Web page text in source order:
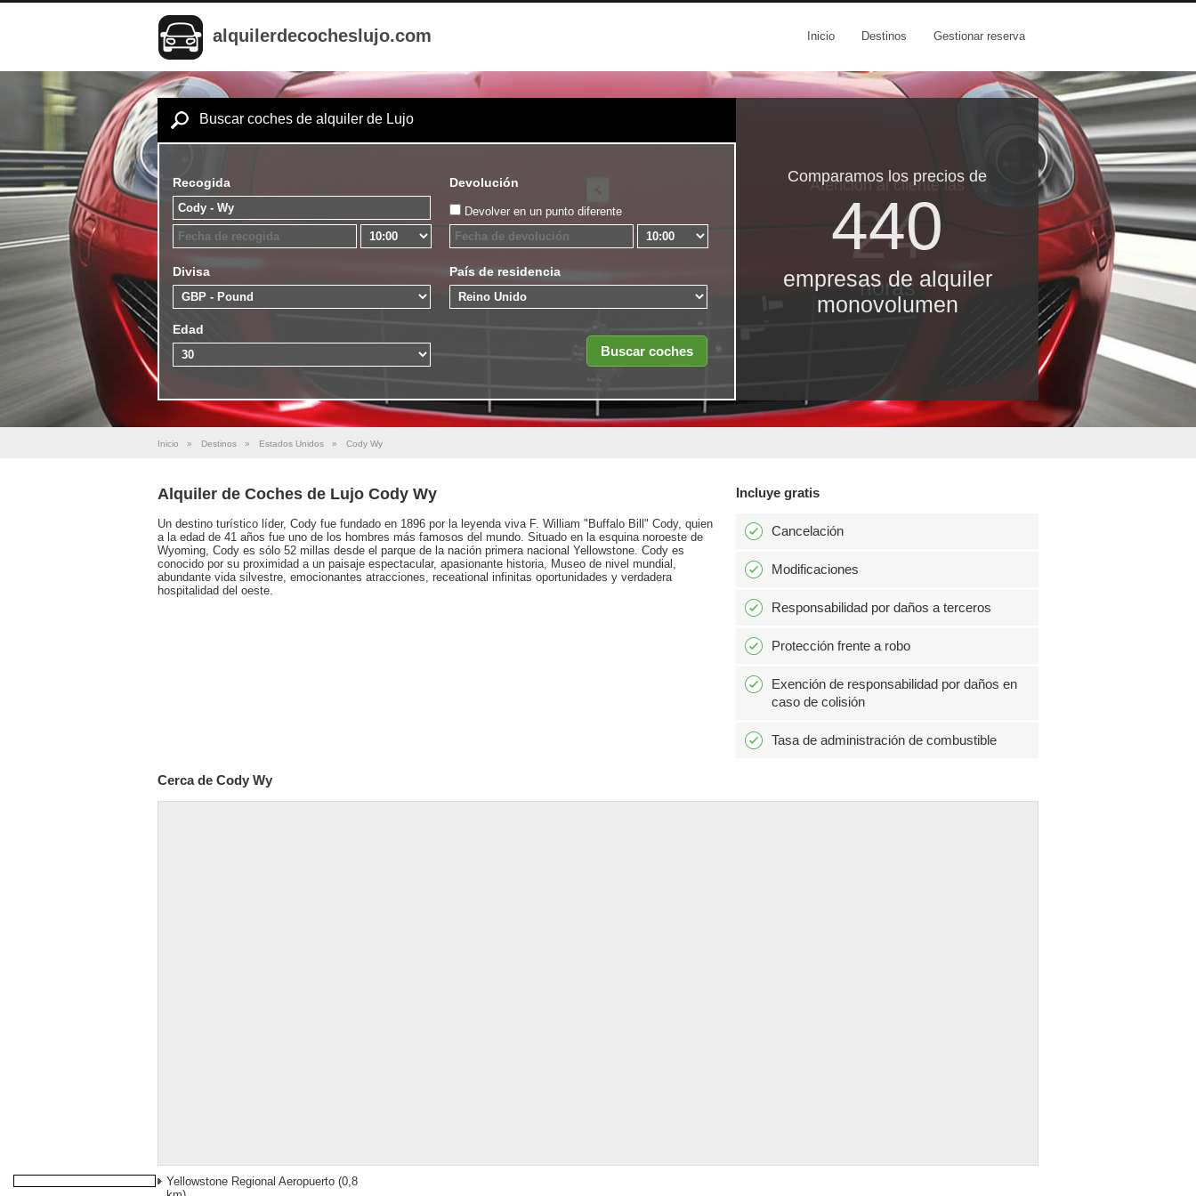
alquilerdecocheslujo.com Inicio Destinos Gestionar reserva
Buscar coches de alquiler de Lujo
Recogida Devolución
Devolver en un punto diferente
Divisa País de residencia
Edad
Comparamos los precios de
440
empresas de alquiler
monovolumen
Atención al cliente las
24
horas
Inicio » Destinos » Estados Unidos » Cody Wy
Alquiler de Coches de Lujo Cody Wy
Un destino turístico líder, Cody fue fundado en 1896 por la leyenda viva F. William "Buffalo Bill" Cody, quien
a la edad de 41 años fue uno de los hombres más famosos del mundo. Situado en la esquina noroeste de
Wyoming, Cody es sólo 52 millas desde el parque de la nación primera nacional Yellowstone. Cody es
conocido por su proximidad a un paisaje espectacular, apasionante historia, Museo de nivel mundial,
abundante vida silvestre, emocionantes atracciones, receational infinitas oportunidades y verdadera
hospitalidad del oeste.
Incluye gratis
Cancelación
Modificaciones
Responsabilidad por daños a terceros
Protección frente a robo
Exención de responsabilidad por daños en
caso de colisión
Tasa de administración de combustible
Cerca de Cody Wy
Yellowstone Regional Aeropuerto (0,8